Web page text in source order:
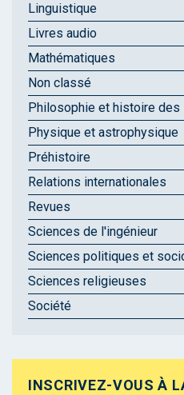
Linguistique
Livres audio
Mathématiques
Non classé
Philosophie et histoire des
Physique et astrophysique
Préhistoire
Relations internationales
Revues
Sciences de l'ingénieur
Sciences politiques et
Sciences religieuses
Société
INSCRIVEZ-VOUS À